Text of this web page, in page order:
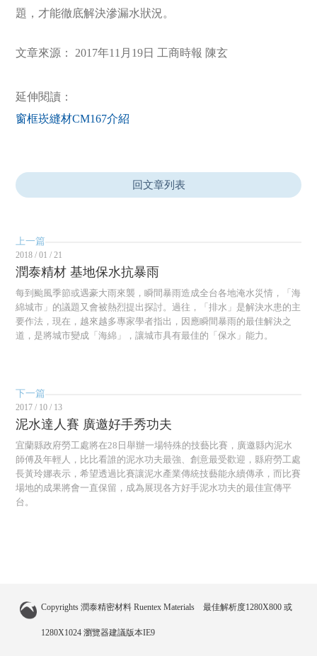
題，才能徹底解決滲漏水狀況。
文章來源： 2017年11月19日 工商時報 陳玄
延伸閱讀：
窗框崁縫材CM167介紹
回文章列表
上一篇
2018 / 01 / 21
潤泰精材 基地保水抗暴雨
每到颱風季節或遇豪大雨來襲，瞬間暴雨造成全台各地淹水災情，「海
綿城市」的議題又會被熱烈提出探討。過往，「排水」是解決水患的主
要作法，現在，越來越多專家學者指出，因應瞬間暴雨的最佳解決之
道，是將城市變成「海綿」，讓城市具有最佳的「保水」能力。
下一篇
2017 / 10 / 13
泥水達人賽 廣邀好手秀功夫
宜蘭縣政府勞工處將在28日舉辦一場特殊的技藝比賽，廣邀縣內泥水
師傅及年輕人，比比看誰的泥水功夫最強、創意最受歡迎，縣府勞工處
長黃玲娜表示，希望透過比賽讓泥水產業傳統技藝能永續傳承，而比賽
場地的成果將會一直保留，成為展現各方好手泥水功夫的最佳宣傳平
台。
Copyrights 潤泰精密材料 Ruentex Materials 最佳解析度1280X800 或
1280X1024 瀏覽器建議版本IE9